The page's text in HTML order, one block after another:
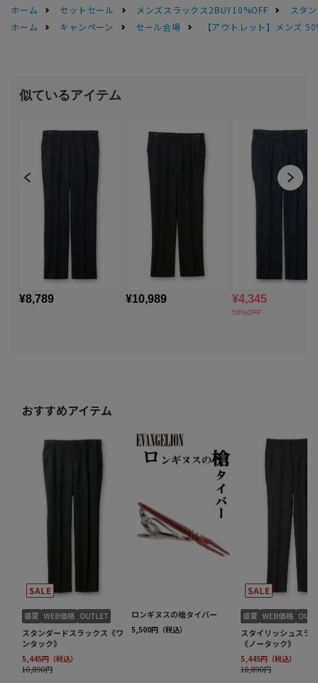
ホーム
セットセール メンズスラックス2BUY10%OFF
スタ
ホーム
キャンペーン セール会場 【アウトレット】メンズ